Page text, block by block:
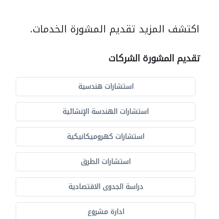
اكتشف المزيد تقديم المشورة الخدمات.
تقديم المشورة الشركات
استشارات هندسية
استشارات الهندسة الإنشائية
استشارات كهروميكانيكية
استشارات الطرق
دراسة الجدوى الاقتصادية
ادارة مشروع